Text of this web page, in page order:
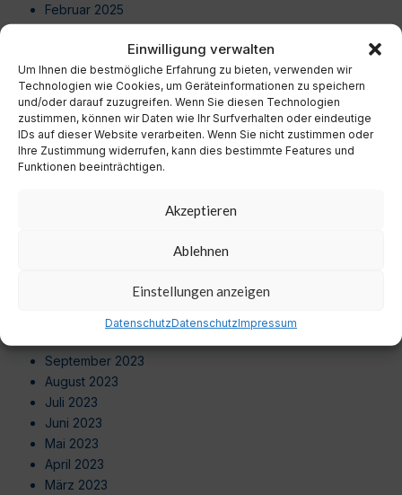
Einwilligung verwalten
Um Ihnen die bestmögliche Erfahrung zu bieten, verwenden wir
Technologien wie Cookies, um Geräteinformationen zu speichern
und/oder darauf zuzugreifen. Wenn Sie diesen Technologien
zustimmen, können wir Daten wie Ihr Surfverhalten oder eindeutige
IDs auf dieser Website verarbeiten. Wenn Sie nicht zustimmen oder
Ihre Zustimmung widerrufen, kann dies bestimmte Features und
Funktionen beeinträchtigen.
Akzeptieren
Ablehnen
Einstellungen anzeigen
DatenschutzDatenschutzImpressum
Februar 2025
Dezember 2024
November 2024
Oktober 2024
September 2024
August 2024
Juli 2024
Juni 2024
Dezember 2023
November 2023
September 2023
August 2023
Juli 2023
Juni 2023
Mai 2023
April 2023
März 2023